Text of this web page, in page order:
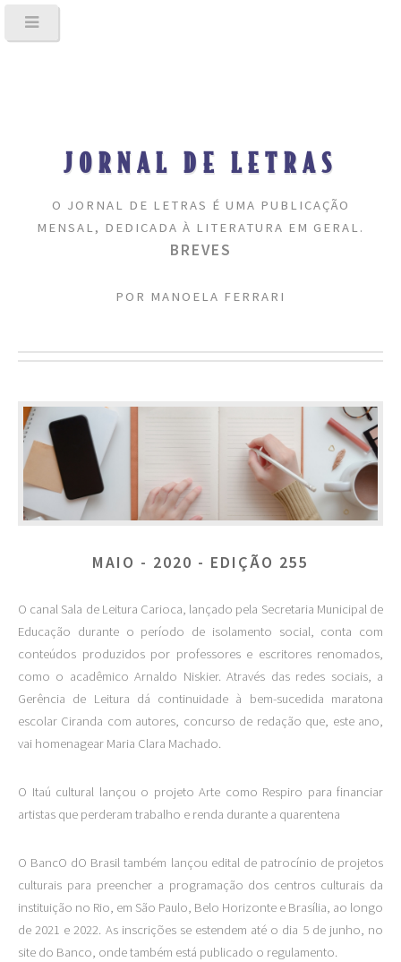
JORNAL DE LETRAS
O JORNAL DE LETRAS É UMA PUBLICAÇÃO
MENSAL, DEDICADA À LITERATURA EM GERAL.
BREVES
POR MANOELA FERRARI
MAIO - 2020 - EDIÇÃO 255
O canal Sala de Leitura Carioca, lançado pela Secretaria Municipal de
Educação durante o período de isolamento social, conta com
conteúdos produzidos por professores e escritores renomados,
como o acadêmico Arnaldo Niskier. Através das redes sociais, a
Gerência de Leitura dá continuidade à bem-sucedida maratona
escolar Ciranda com autores, concurso de redação que, este ano,
vai homenagear Maria Clara Machado.
O Itaú cultural lançou o projeto Arte como Respiro para financiar
artistas que perderam trabalho e renda durante a quarentena
O BancO dO Brasil também lançou edital de patrocínio de projetos
culturais para preencher a programação dos centros culturais da
instituição no Rio, em São Paulo, Belo Horizonte e Brasília, ao longo
de 2021 e 2022. As inscrições se estendem até o dia 5 de junho, no
site do Banco, onde também está publicado o regulamento.